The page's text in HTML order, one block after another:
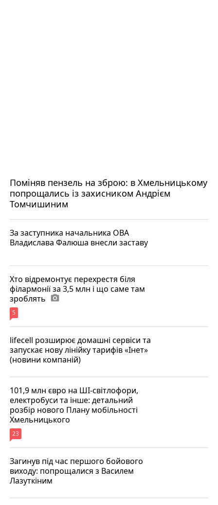
Поміняв пензель на зброю: в Хмельницькому
попрощались із захисником Андрієм
Томчишиним
За заступника начальника ОВА
Владислава Фалюша внесли заставу
Хто відремонтує перехрестя біля
філармонії за 3,5 млн і що саме там
зроблять photo_camera
5
lifecell розширює домашні сервіси та
запускає нову лінійку тарифів «Інет»
(новини компаній)
101,9 млн євро на ШІ-світлофори,
електробуси та інше: детальний
розбір нового Плану мобільності
Хмельницького
23
Загинув під час першого бойового
виходу: попрощалися з Василем
Лазуткіним